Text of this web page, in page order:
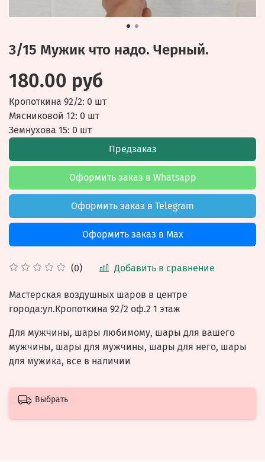
3/15 Мужик что надо. Черный.
(0) Добавить в сравнение
180.00 руб
Кропоткина 92/2: 0 шт
Мясниковой 12: 0 шт
Земнухова 15: 0 шт
Предзаказ
Оформить заказ в Whatsapp
Оформить заказ в Telegram
Оформить заказ в Max
Мастерская воздушных шаров в центре
города:ул.Кропоткина 92/2 оф.2 1 этаж
Для мужчины, шары любимому, шары для вашего
мужчины, шары для мужчины, шары для него, шары
для мужика, все в наличии
Выбрать